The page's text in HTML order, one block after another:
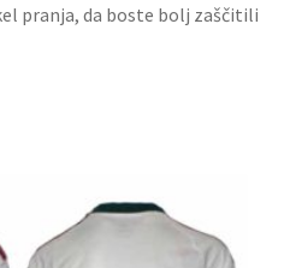
pranja, da boste bolj zaščitili